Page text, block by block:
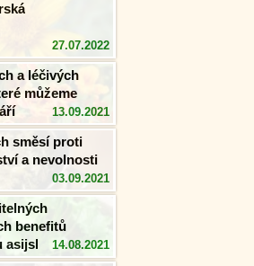
27.07.2022
a léčivých
můžeme
13.09.2021
směsí proti
a nevolnosti
03.09.2021
benefitů
asijského14.08.2021